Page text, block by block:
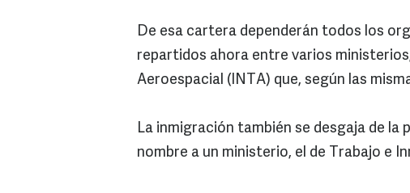
De esa cartera dependerán todos los
repartidos ahora entre varios
Aeroespacial (INTA) que, según las
La inmigración también se desgaja de la
nombre a un ministerio, el de Trabajo e